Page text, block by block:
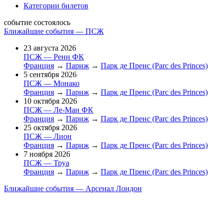
Категории билетов
событие состоялось
Ближайшие события — ПСЖ
23 августа 2026
ПСЖ — Ренн ФК
Франция → Париж → Парк де Пренс (Parc des Princes)
5 сентября 2026
ПСЖ — Монако
Франция → Париж → Парк де Пренс (Parc des Princes)
10 октября 2026
ПСЖ — Ле-Ман ФК
Франция → Париж → Парк де Пренс (Parc des Princes)
25 октября 2026
ПСЖ — Лион
Франция → Париж → Парк де Пренс (Parc des Princes)
7 ноября 2026
ПСЖ — Труа
Франция → Париж → Парк де Пренс (Parc des Princes)
Ближайшие события — Арсенал Лондон